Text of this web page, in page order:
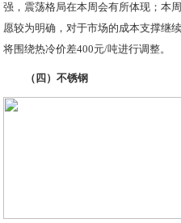
强，震荡格局在本周会有所体现；本
愿较为明确，对于市场的成本支撑继
将围绕热冷价差400元/吨进行调整。
（四）不锈钢